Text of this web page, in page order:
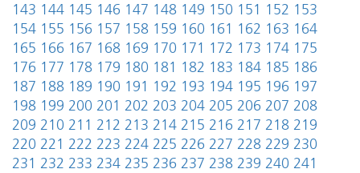
143 144 145 146 147 148 149 150 151 152 153
154 155 156 157 158 159 160 161 162 163 164
165 166 167 168 169 170 171 172 173 174 175
176 177 178 179 180 181 182 183 184 185 186
187 188 189 190 191 192 193 194 195 196 197
198 199 200 201 202 203 204 205 206 207 208
209 210 211 212 213 214 215 216 217 218 219
220 221 222 223 224 225 226 227 228 229 230
231 232 233 234 235 236 237 238 239 240 241